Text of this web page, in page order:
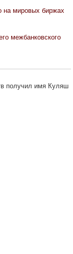
на мировых биржах
межбанковского
получил имя Куляш